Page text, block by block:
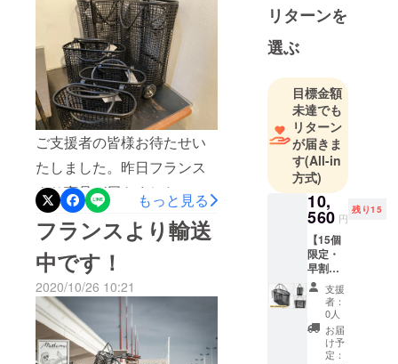
い。◼︎お問い合わせ窓口：
toiawase@titleinc.jp皆様に
末永くお使いいただき、
Veloライフをお楽しみいた
だければと思います。今後
とも、よろしくお願いいた
します。Veloクラウドファ
ンディングチーム
ご支援者の皆様お待たせい
たしました。昨日フランス
より商品が届きました。検
品の後、本日中に発送いた
します。お届けまで数日要
しますが、楽しみにお待ち
いただければと思います。
Veloクラウドファンディン
グチーム
もっと見る
フランスより輸送
中です！
2020/10/26 10:21
た。
皆様の日々
の暮らしを
少しでも便
利に快適に
するため
に、日本に
はない優れ
た商品を海
外で発掘
し、日本で
流通させて
います。
リターンを
選ぶ
目標金額
未達でも
リターン
が届きま
す(All-in
方式)
10,
560 円
残り15
【15個
限定・
早割
25％OF
F】Velo
univers
al Petit
・完成
した商
支援
者：
0人
お届
け予
定：